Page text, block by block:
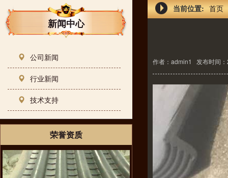
新闻中心
公司新闻
行业新闻
技术支持
荣誉资质
当前位置: 首页
作者：admin1 发布时间